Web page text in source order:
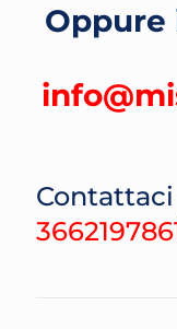
Oppure